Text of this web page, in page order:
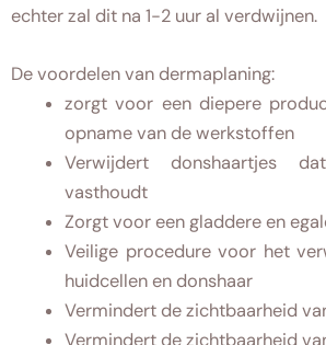
echter zal dit na 1-2 uur al verdwijnen.
De voordelen van dermaplaning:
zorgt voor een diepere
opname van de werkstoffen
Verwijdert donshaartjes
vasthoudt
Zorgt voor een gladdere en
Veilige procedure voor het
huidcellen en donshaar
Vermindert de zichtbaarheid
Vermindert de zichtbaarheid